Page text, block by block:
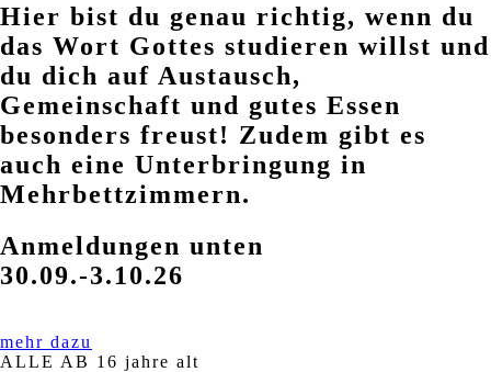
Hier bist du genau richtig, wenn du
das Wort Gottes studieren willst und
du dich auf Austausch,
Gemeinschaft und gutes Essen
besonders freust! Zudem gibt es
auch eine Unterbringung in
Mehrbettzimmern.
Anmeldungen unten
30.09.-3.10.26
mehr dazu
ALLE AB 16 jahre alt